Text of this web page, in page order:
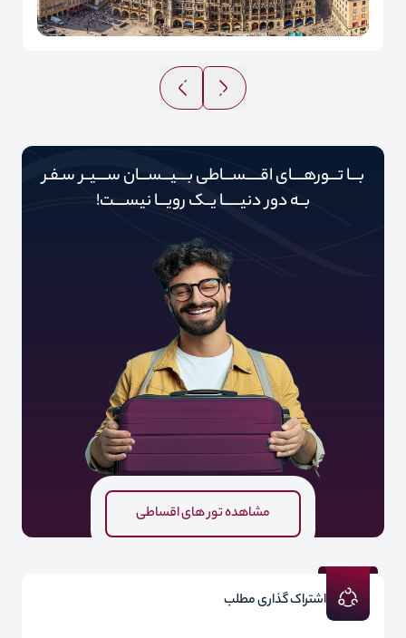
بـــا تـــورهــــای اقـــــســـاطی بــــیـــســـان ســــیــر سـفـر
بــه دور‌‌‌‌ دنیـــــ‌‌ـا یــک رویـــا نیســــت!
مشاهده تور های اقساطی
اشتراک گذاری مطلب